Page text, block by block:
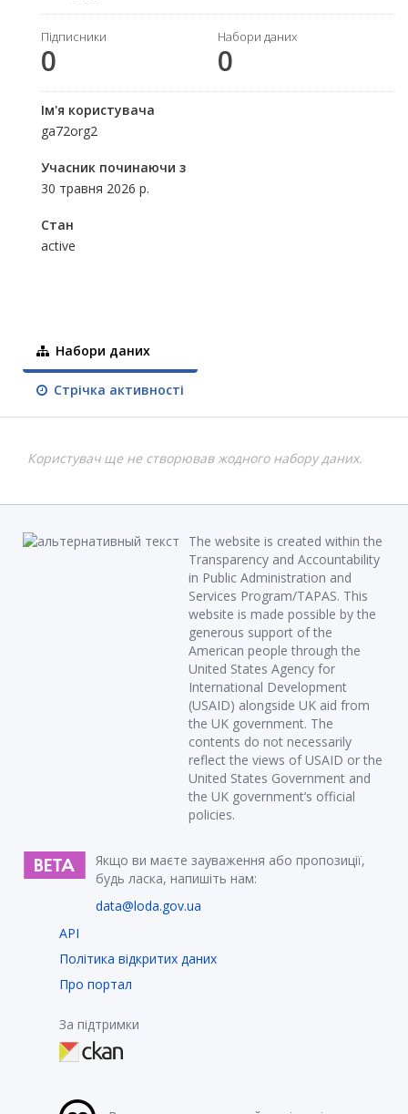
Підписники
0
Набори даних
0
Ім'я користувача
ga72org2
Учасник починаючи з
30 травня 2026 р.
Стан
active
Набори даних
Стрічка активності
Користувач ще не створював жодного набору даних.
The website is created within the
Transparency and Accountability
in Public Administration and
Services Program/TAPAS. This
website is made possible by the
generous support of the
American people through the
United States Agency for
International Development
(USAID) alongside UK aid from
the UK government. The
contents do not necessarily
reflect the views of USAID or the
United States Government and
the UK government’s official
policies.
Якщо ви маєте зауваження або пропозиції,
будь ласка, напишіть нам:
data@loda.gov.ua
API
Політика відкритих даних
Про портал
За підтримки